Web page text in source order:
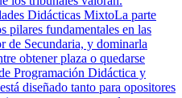
Didácticas MixtoLa parte
pilares fundamentales en las
de Secundaria, y dominarla
obtener plaza o quedarse
Programación Didáctica y
diseñado tanto para opositores